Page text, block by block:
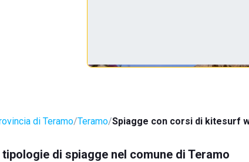
di Teramo Teramo Spiagge con corsi di kitesurf
di spiagge nel comune di Teramo